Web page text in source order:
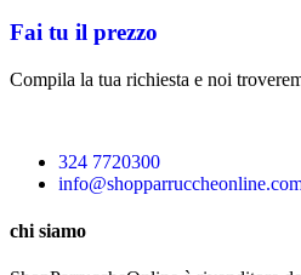
Fai tu il prezzo
Compila la tua richiesta e noi
324 7720300
chi siamo